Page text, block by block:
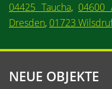
04425 Taucha, 04600
Dresden, 01723
NEUE OBJEKTE